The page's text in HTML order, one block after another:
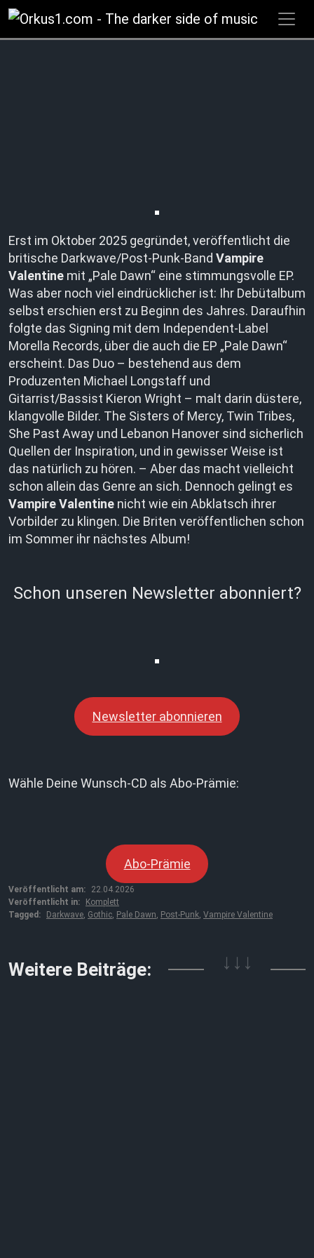
Zum
Inhalt
springen
Erst im Oktober 2025 gegründet, veröffentlicht die
britische Darkwave/Post-Punk-Band Vampire
Valentine mit „Pale Dawn“ eine stimmungsvolle EP.
Was aber noch viel eindrücklicher ist: Ihr Debütalbum
selbst erschien erst zu Beginn des Jahres. Daraufhin
folgte das Signing mit dem Independent-Label
Morella Records, über die auch die EP „Pale Dawn“
erscheint. Das Duo – bestehend aus dem
Produzenten Michael Longstaff und
Gitarrist/Bassist Kieron Wright – malt darin düstere,
klangvolle Bilder. The Sisters of Mercy, Twin Tribes,
She Past Away und Lebanon Hanover sind sicherlich
Quellen der Inspiration, und in gewisser Weise ist
das natürlich zu hören. – Aber das macht vielleicht
schon allein das Genre an sich. Dennoch gelingt es
Vampire Valentine nicht wie ein Abklatsch ihrer
Vorbilder zu klingen. Die Briten veröffentlichen schon
im Sommer ihr nächstes Album!
Schon unseren Newsletter abonniert?
Newsletter abonnieren
Wähle Deine Wunsch-CD als Abo-Prämie:
Abo-Prämie
Veröffentlicht am:
22.04.2026
Veröffentlicht in:
Komplett
Tagged:
Darkwave, Gothic, Pale Dawn, Post-Punk, Vampire Valentine
Weitere Beiträge: ↓↓↓